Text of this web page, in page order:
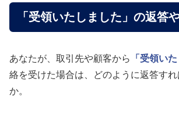
「受領いたしました」の返答
あなたが、取引先や顧客から 「受領い
絡を受けた場合は、どのように返答すれ
か。